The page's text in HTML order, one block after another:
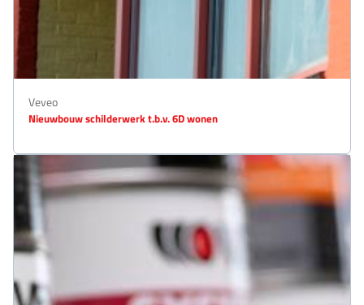
Veveo
Nieuwbouw schilderwerk t.b.v. 6D wonen